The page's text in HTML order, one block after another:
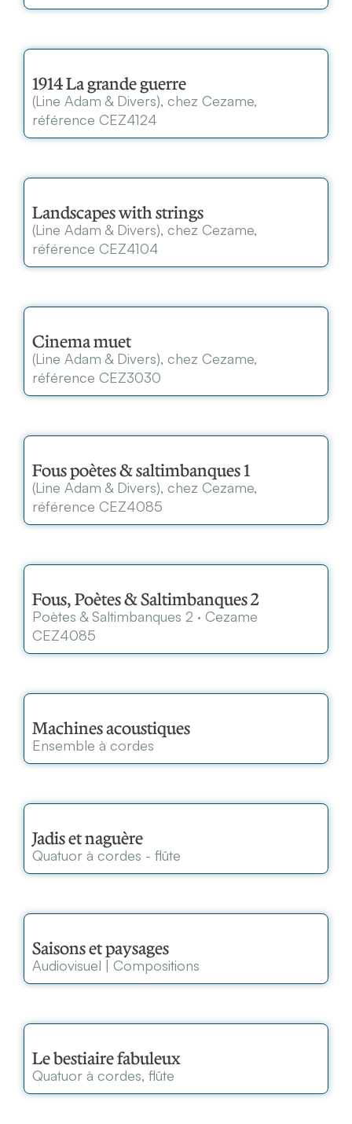
1914 La grande guerre
(Line Adam & Divers), chez Cezame,
référence CEZ4124
Landscapes with strings
(Line Adam & Divers), chez Cezame,
référence CEZ4104
Cinema muet
(Line Adam & Divers), chez Cezame,
référence CEZ3030
Fous poètes & saltimbanques 1
(Line Adam & Divers), chez Cezame,
référence CEZ4085
Fous, Poètes & Saltimbanques 2
Poètes & Saltimbanques 2 · Cezame
CEZ4085
Machines acoustiques
Ensemble à cordes
Jadis et naguère
Quatuor à cordes - flûte
Saisons et paysages
Audiovisuel | Compositions
Le bestiaire fabuleux
Quatuor à cordes, flûte